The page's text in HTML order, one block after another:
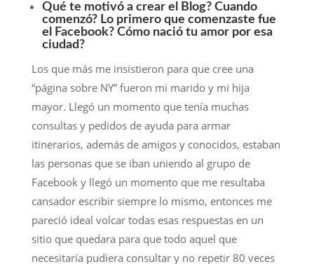
Qué te motivó a crear el Blog? Cuando
comenzó? Lo primero que comenzaste fue
el Facebook? Cómo nació tu amor por esa
ciudad?
Los que más me insistieron para que cree una
“página sobre NY” fueron mi marido y mi hija
mayor. Llegó un momento que tenía muchas
consultas y pedidos de ayuda para armar
itinerarios, además de amigos y conocidos, estaban
las personas que se iban uniendo al grupo de
Facebook y llegó un momento que me resultaba
cansador escribir siempre lo mismo, entonces me
pareció ideal volcar todas esas respuestas en un
sitio que quedara para que todo aquel que
necesitaría pudiera consultar y no repetir 80 veces